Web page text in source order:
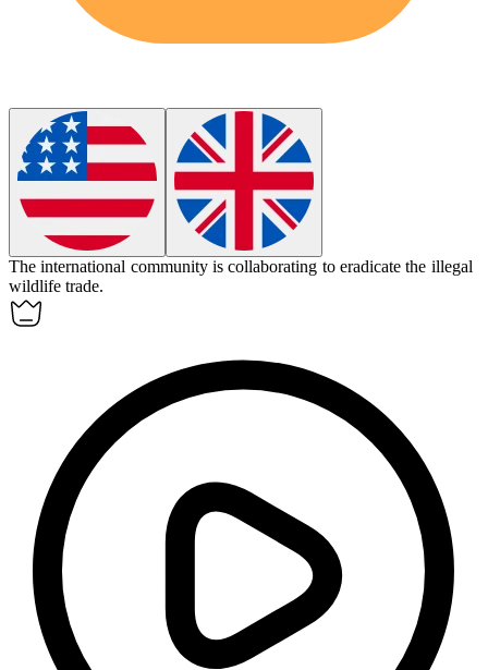
The international community is collaborating to eradicate the illegal
wildlife trade.